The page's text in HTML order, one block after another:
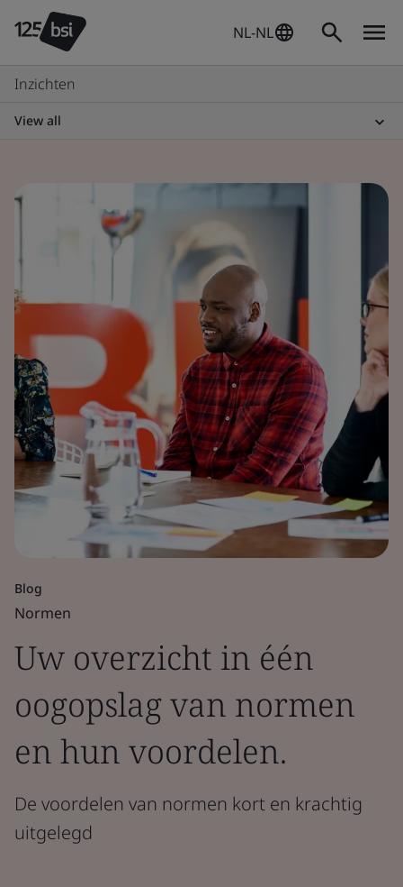
NL-NL
Inzichten
View all
Blog
Normen
Uw overzicht in één
oogopslag van normen
en hun voordelen.
De voordelen van normen kort en krachtig
uitgelegd